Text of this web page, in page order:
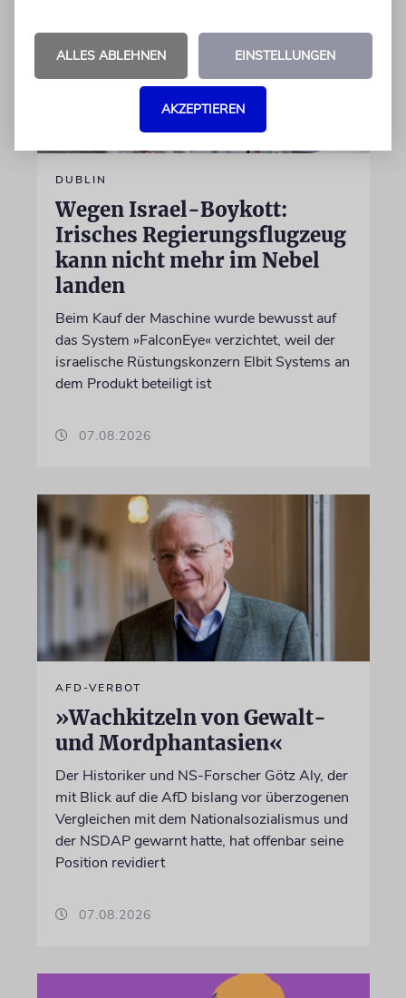
DUBLIN
Wegen Israel-Boykott:
Irisches Regierungsflugzeug
kann nicht mehr im Nebel
landen
Beim Kauf der Maschine wurde bewusst auf
das System »FalconEye« verzichtet, weil der
israelische Rüstungskonzern Elbit Systems an
dem Produkt beteiligt ist
07.08.2026
AFD-VERBOT
»Wachkitzeln von Gewalt-
und Mordphantasien«
Der Historiker und NS-Forscher Götz Aly, der
mit Blick auf die AfD bislang vor überzogenen
Vergleichen mit dem Nationalsozialismus und
der NSDAP gewarnt hatte, hat offenbar seine
Position revidiert
07.08.2026
ALLES ABLEHNEN EINSTELLUNGEN
AKZEPTIEREN